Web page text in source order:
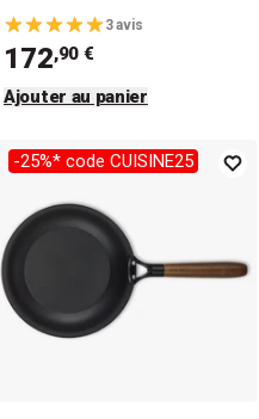
3 avis
172,90 €
Ajouter au panier
-25%* code CUISINE25